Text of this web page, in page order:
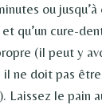
ou
qu’un cure-
(il peut y
ne doit pas
Laissez le pain